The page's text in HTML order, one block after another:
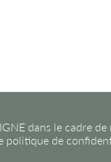
dans le cadre de
politique de